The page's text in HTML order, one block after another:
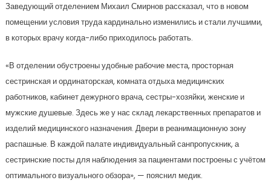
Заведующий отделением Михаил Смирнов рассказал, что в новом
помещении условия труда кардинально изменились и стали лучшими,
в которых врачу когда-либо приходилось работать.
«В отделении обустроены удобные рабочие места, просторная
сестринская и ординаторская, комната отдыха медицинских
работников, кабинет дежурного врача, сестры-хозяйки, женские и
мужские душевые. Здесь же у нас склад лекарственных препаратов и
изделий медицинского назначения. Двери в реанимационную зону
распашные. В каждой палате индивидуальный санпропускник, а
сестринские посты для наблюдения за пациентами построены с учётом
оптимального визуального обзора», — пояснил медик.